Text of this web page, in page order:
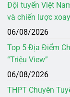
Đội tuyển Việt
và chiến lược
06/08/2026
Top 5 Địa Điểm
“Triệu View”
06/08/2026
THPT Chuyên